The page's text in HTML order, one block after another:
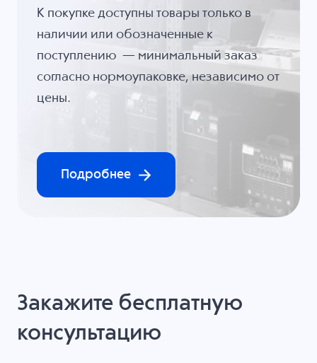
К покупке доступны товары только в
наличии или обозначенные к
поступлению — минимальный заказ
согласно нормоупаковке, независимо от
цены.
Подробнее
Закажите бесплатную
консультацию